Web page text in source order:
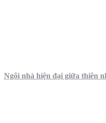
Ngôi nhà hiện đại giữa thiên